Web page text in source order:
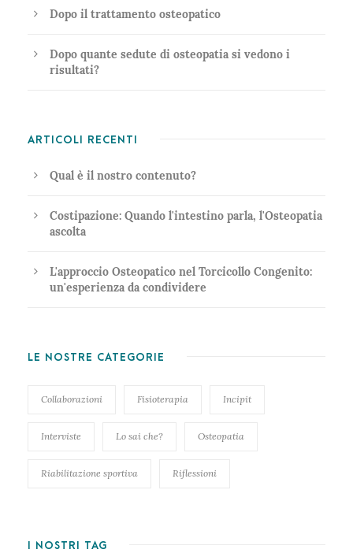
Dopo il trattamento osteopatico
Dopo quante sedute di osteopatia si vedono i
risultati?
ARTICOLI RECENTI
Qual è il nostro contenuto?
Costipazione: Quando l'intestino parla, l'Osteopatia
ascolta
L'approccio Osteopatico nel Torcicollo Congenito:
un'esperienza da condividere
LE NOSTRE CATEGORIE
Collaborazioni Fisioterapia Incipit
Interviste Lo sai che? Osteopatia
Riabilitazione sportiva Riflessioni
I NOSTRI TAG